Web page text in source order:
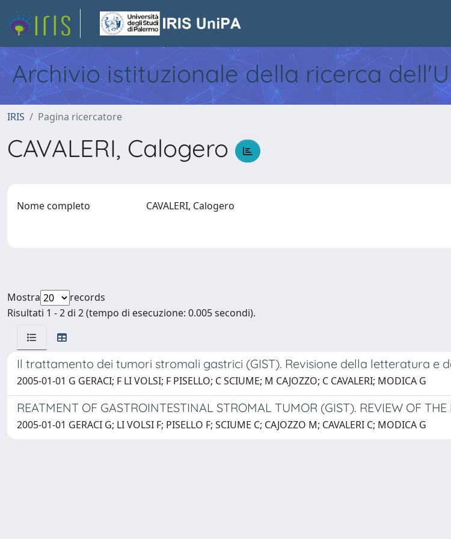
Archivio istituzionale della ricerca
IRIS Pagina ricercatore
CAVALERI, Calogero
Nome completo CAVALERI, Calogero
Mostra
records
Risultati 1 - 2 di 2 (tempo di esecuzione: 0.005 secondi).
Il trattamento dei tumori stromali gastrici (GIST). Revisione della letteratura e
2005-01-01 G GERACI; F LI VOLSI; F PISELLO; C SCIUME; M CAJOZZO; C CAVALERI; MODICA G
REATMENT OF GASTROINTESTINAL STROMAL TUMOR (GIST). REVIEW OF
2005-01-01 GERACI G; LI VOLSI F; PISELLO F; SCIUME C; CAJOZZO M; CAVALERI C; MODICA G